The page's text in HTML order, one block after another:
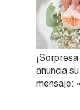
anuncia
mensaje: